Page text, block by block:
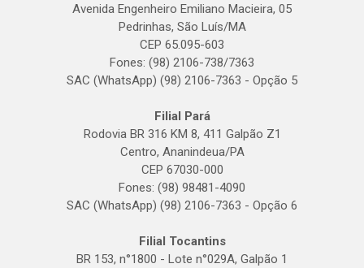
Avenida Engenheiro Emiliano Macieira, 05
Pedrinhas, São Luís/MA
CEP 65.095-603
Fones: (98) 2106-738/7363
SAC (WhatsApp) (98) 2106-7363 - Opção 5
Filial Pará
Rodovia BR 316 KM 8, 411 Galpão Z1
Centro, Ananindeua/PA
CEP 67030-000
Fones: (98) 98481-4090
SAC (WhatsApp) (98) 2106-7363 - Opção 6
Filial Tocantins
BR 153, n°1800 - Lote n°029A, Galpão 1